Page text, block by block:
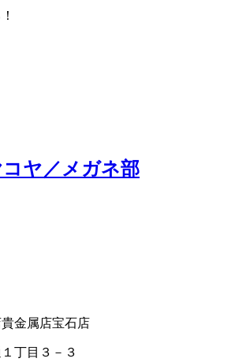
ヤ／メガネ部
貴金属店宝石店
丁目３－３